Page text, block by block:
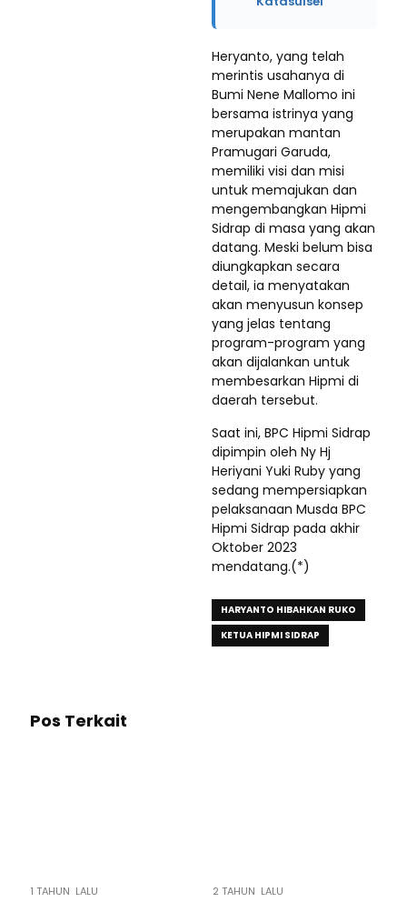
Heryanto, yang telah
merintis usahanya di
Bumi Nene Mallomo ini
bersama istrinya yang
merupakan mantan
Pramugari Garuda,
memiliki visi dan misi
untuk memajukan dan
mengembangkan Hipmi
Sidrap di masa yang akan
datang. Meski belum bisa
diungkapkan secara
detail, ia menyatakan
akan menyusun konsep
yang jelas tentang
program-program yang
akan dijalankan untuk
membesarkan Hipmi di
daerah tersebut.
Saat ini, BPC Hipmi Sidrap
dipimpin oleh Ny Hj
Heriyani Yuki Ruby yang
sedang mempersiapkan
pelaksanaan Musda BPC
Hipmi Sidrap pada akhir
Oktober 2023
mendatang.(*)
HARYANTO HIBAHKAN RUKO
KETUA HIPMI SIDRAP
Pos Terkait
1 TAHUN LALU 2 TAHUN LALU